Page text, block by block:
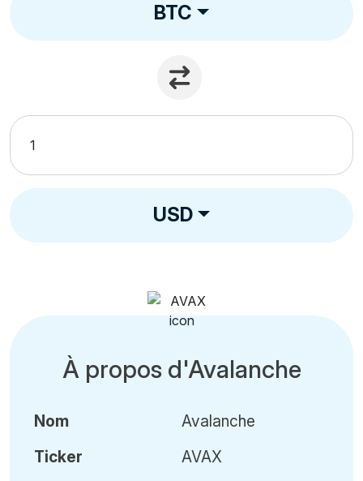
BTC
USD
À propos d'Avalanche
Nom
Ticker
Avalanche
AVAX